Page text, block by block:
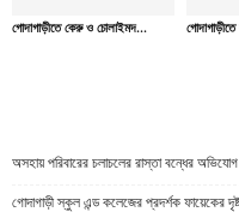
গোদাগাড়ীতে কেরু ও চোলাইমদ...
অসহায় পরিবারের চলাচলের রাস্তা বন্ধের
গোদাগাড়ী স্কুল এন্ড কলেজের প্রদর্শক ফায়েকের